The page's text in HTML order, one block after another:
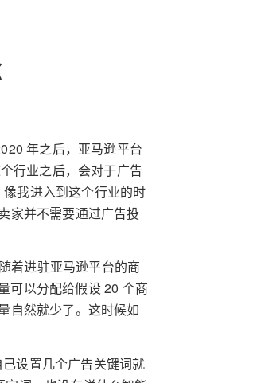
年之后，亚马逊平台
行业之后，会对于广告
我进入到这个行业的时
家并不需要通过广告投
着进驻亚马逊平台的商
可以分配给假设 20 个商
自然就少了。这时候如
设置几个广告关键词就